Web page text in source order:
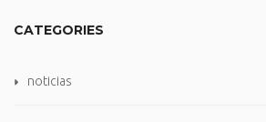
CATEGORIES
noticias